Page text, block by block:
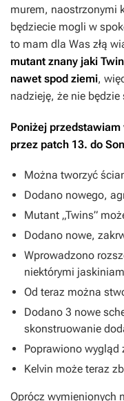
murem, naostrzonymi
będziecie mogli w
to mam dla Was złą
mutant znany jaki
nawet spod ziemi,
nadzieję, że nie
Poniżej
przez patch 13. do
Można tworzyć
Dodano nowego,
Mutant „Twins”
Dodano nowe,
Wprowadzono
niektórymi
Od teraz można
Dodano 3 nowe
skonstruowanie
Poprawiono wygląd
Kelvin może teraz
Oprócz wymienionych